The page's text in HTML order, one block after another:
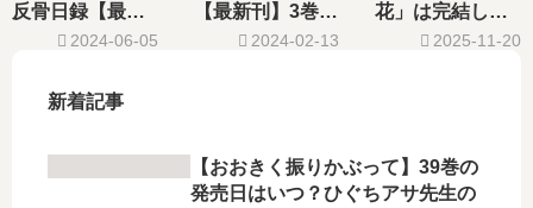
反骨日録【最新
刊】11巻の発売
はいつ？完結し
た？
2024-06-05
【最新刊】3巻の
発売日はいつ？
2024-02-13
花」は完結し
た？最新刊14巻
2025-11-20
新着記事
【おおきく振りかぶって】39巻の
発売日はいつ？ひぐちアサ先生の